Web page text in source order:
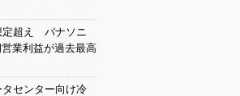
定超え パナソニ
業利益が過去最高
センター向け冷